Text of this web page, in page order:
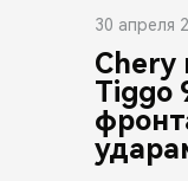
30 апреля
Chery
Tiggo